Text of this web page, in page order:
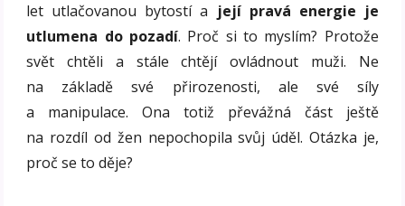
let utlačovanou bytostí a její pravá energie je
utlumena do pozadí. Proč si to myslím? Protože
svět chtěli a stále chtějí ovládnout muži. Ne
na základě své přirozenosti, ale své síly
a manipulace. Ona totiž převážná část ještě
na rozdíl od žen nepochopila svůj úděl. Otázka je,
proč se to děje?